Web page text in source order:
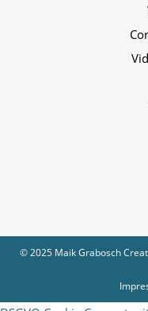
© 2025 Maik Grabosch